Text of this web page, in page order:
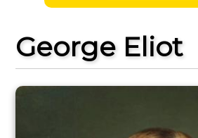
George Eliot